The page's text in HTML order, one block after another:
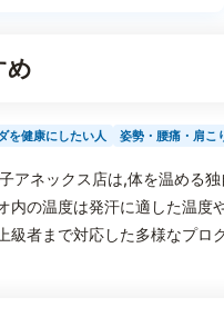
め
を健康にしたい人 姿勢・腰痛・肩こ
アネックス店は,体を温める
内の温度は発汗に適した温
級者まで対応した多様なプ